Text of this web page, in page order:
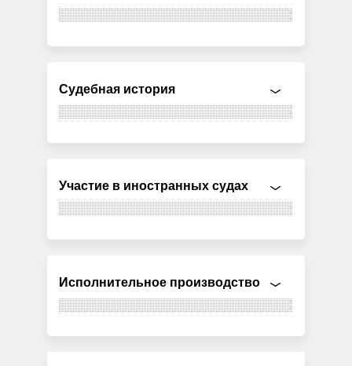
Судебная история
Участие в иностранных судах
Исполнительное производство